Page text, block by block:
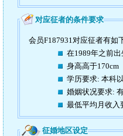
对应征者的条件要求
会员F187931对应征者有如
在1989年之前出
身高高于170cm
学历要求: 本科
婚姻状况要求:
最低平均月收入
征婚地区设定